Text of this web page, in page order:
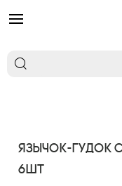
Язычок-гудок
6шт